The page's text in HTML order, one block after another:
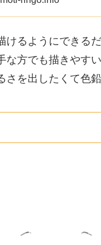
けるようにできる
な方でも描きやすい
さを出したくて色